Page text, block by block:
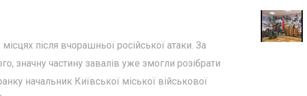
після вчорашньої російської атаки. За
значну частину завалів уже змогли розібрати
начальник Київської міської військової